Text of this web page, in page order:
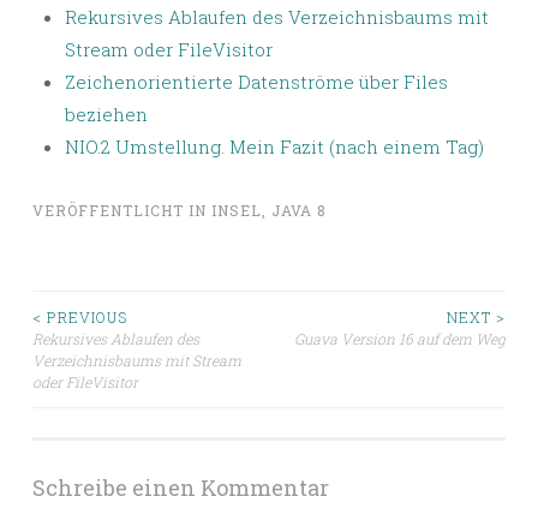
Rekursives Ablaufen des Verzeichnisbaums mit
Stream oder FileVisitor
Zeichenorientierte Datenströme über Files
beziehen
NIO.2 Umstellung. Mein Fazit (nach einem Tag)
VERÖFFENTLICHT IN INSEL JAVA 8
Beitragsnavigation
< PREVIOUS
Rekursives Ablaufen des
Verzeichnisbaums mit Stream
oder FileVisitor
NEXT >
Guava Version 16 auf dem Weg
Schreibe einen Kommentar